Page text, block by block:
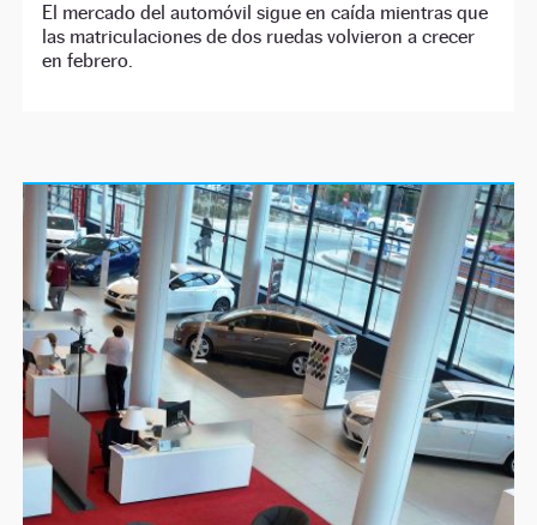
El mercado del automóvil sigue en caída mientras que
las matriculaciones de dos ruedas volvieron a crecer
en febrero.